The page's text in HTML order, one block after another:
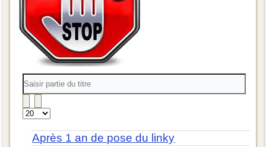
Saisir
partie
du
Affichage
#
Après 1 an de pose du linky